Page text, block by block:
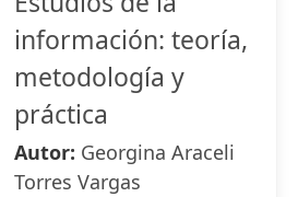
información: teoría,
metodología y
práctica
Autor: Georgina Araceli
Torres Vargas